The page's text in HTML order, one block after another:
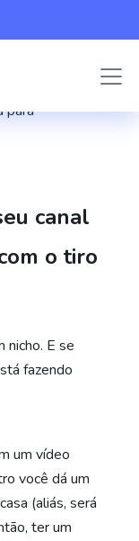
para
canal
o tiro
nicho. E se
fazendo
um vídeo
você dá um
(aliás, será
ter um